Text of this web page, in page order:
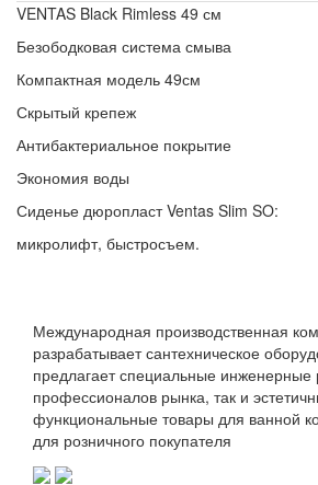
VENTAS Black Rimless 49 см
Безободковая система смыва
Компактная модель 49см
Скрытый крепеж
Антибактериальное покрытие
Экономия воды
Сиденье дюропласт Ventas Slim SO:
микролифт, быстросъем.
Международная производственная
разрабатывает сантехническое
предлагает специальные инженерные
профессионалов рынка, так и
функциональные товары для ванной
для розничного покупателя